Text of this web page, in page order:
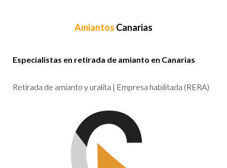
Amiantos Canarias
Especialistas en retirada de amianto en Canarias
Retirada de amianto y uralita | Empresa habilitada (RERA)‎